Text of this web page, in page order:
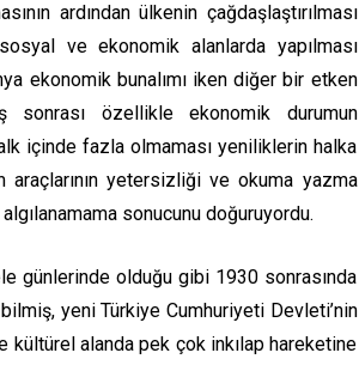
ardından ülkenin çağdaşlaştırılması
ve ekonomik alanlarda yapılması
ekonomik bunalımı iken diğer bir etken
sonrası özellikle ekonomik durumun
içinde fazla olmaması yeniliklerin halka
araçlarının yetersizliği ve okuma yazma
sonucunu doğuruyordu.
günlerinde olduğu gibi 1930 sonrasında
yeni Türkiye Cumhuriyeti Devleti’nin
kültürel alanda pek çok inkılap hareketine